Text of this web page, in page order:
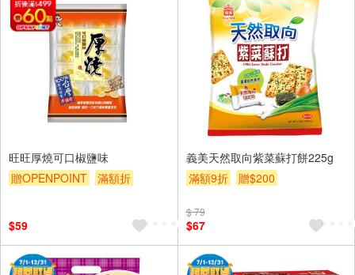
旺旺厚燒可口椒鹽味
贈OPENPOINT
滿額折
$59
義美天然取向紫菜蘇打餅225g
滿額9折
贈$200
$ 79
$67